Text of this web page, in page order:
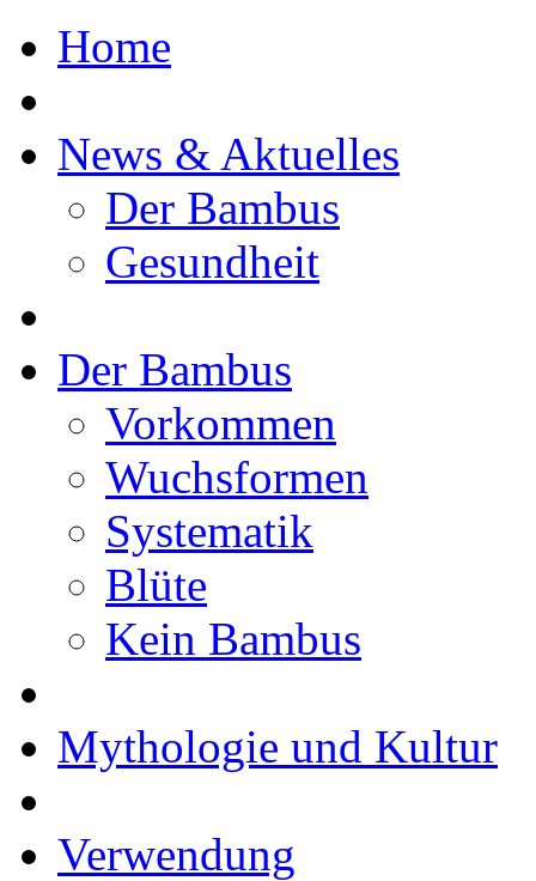
Home
News & Aktuelles
Der Bambus
Gesundheit
Der Bambus
Vorkommen
Wuchsformen
Systematik
Blüte
Kein Bambus
Mythologie und Kultur
Verwendung